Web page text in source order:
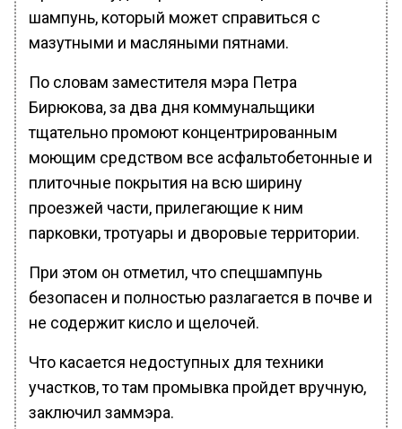
шампунь, который может справиться с
мазутными и масляными пятнами.
По словам заместителя мэра Петра
Бирюкова, за два дня коммунальщики
тщательно промоют концентрированным
моющим средством все асфальтобетонные и
плиточные покрытия на всю ширину
проезжей части, прилегающие к ним
парковки, тротуары и дворовые территории.
При этом он отметил, что спецшампунь
безопасен и полностью разлагается в почве и
не содержит кисло и щелочей.
Что касается недоступных для техники
участков, то там промывка пройдет вручную,
заключил заммэра.